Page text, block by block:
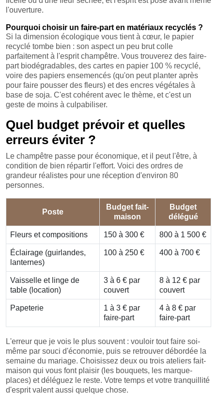
l'ouverture.
Pourquoi choisir un faire-part en matériaux recyclés ?
Si la dimension écologique vous tient à cœur, le papier
recyclé tombe bien : son aspect un peu brut colle
parfaitement à l'esprit champêtre. Vous trouverez des faire-
part biodégradables, des cartes en papier 100 % recyclé,
voire des papiers ensemencés (qu'on peut planter après
pour faire pousser des fleurs) et des encres végétales à
base de soja. C'est cohérent avec le thème, et c'est un
geste de moins à culpabiliser.
Quel budget prévoir et quelles
erreurs éviter ?
Le champêtre passe pour économique, et il peut l'être, à
condition de bien répartir l'effort. Voici des ordres de
grandeur réalistes pour une réception d'environ 80
personnes.
Poste
Budget fait-
maison
Budget
délégué
Fleurs et compositions 150 à 300 € 800 à 1 500 €
Éclairage (guirlandes,
lanternes)
100 à 250 € 400 à 700 €
Vaisselle et linge de
table (location)
3 à 6 € par
couvert
8 à 12 € par
couvert
Papeterie
1 à 3 € par
faire-part
4 à 8 € par
faire-part
L'erreur que je vois le plus souvent : vouloir tout faire soi-
même par souci d'économie, puis se retrouver débordée la
semaine du mariage. Choisissez deux ou trois ateliers fait-
maison qui vous font plaisir (les bouquets, les marque-
places) et déléguez le reste. Votre temps et votre tranquillité
d'esprit valent aussi quelque chose.